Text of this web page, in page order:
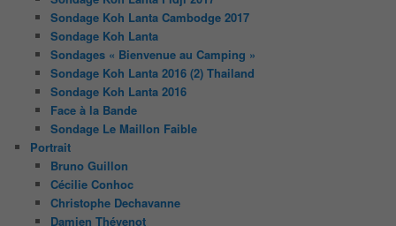
Sondage Koh Lanta Cambodge 2017
Sondage Koh Lanta
Sondages « Bienvenue au Camping »
Sondage Koh Lanta 2016 (2) Thailand
Sondage Koh Lanta 2016
Face à la Bande
Sondage Le Maillon Faible
Portrait
Bruno Guillon
Cécilie Conhoc
Christophe Dechavanne
Damien Thévenot